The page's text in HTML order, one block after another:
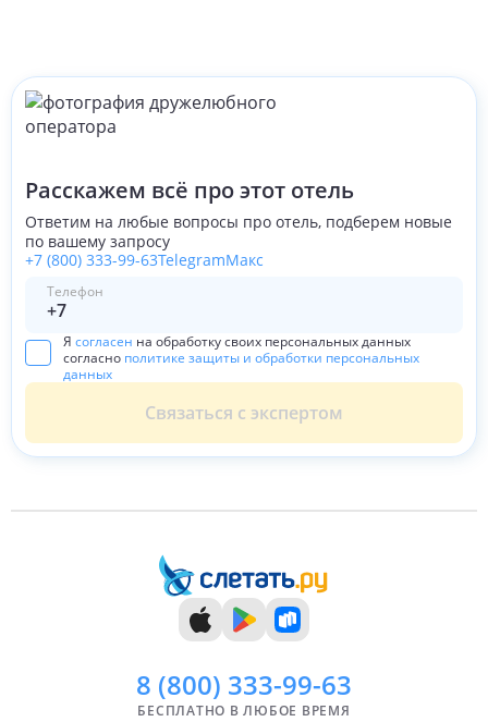
Расскажем всё про этот отель
Ответим на любые вопросы про отель, подберем новые
по вашему запросу
+7 (800) 333-99-63TelegramМакс
Телефон
Я согласен на обработку своих персональных данных
согласно политике защиты и обработки персональных
данных
Связаться с экспертом
8 (800) 333-99-63
БЕСПЛАТНО В ЛЮБОЕ ВРЕМЯ